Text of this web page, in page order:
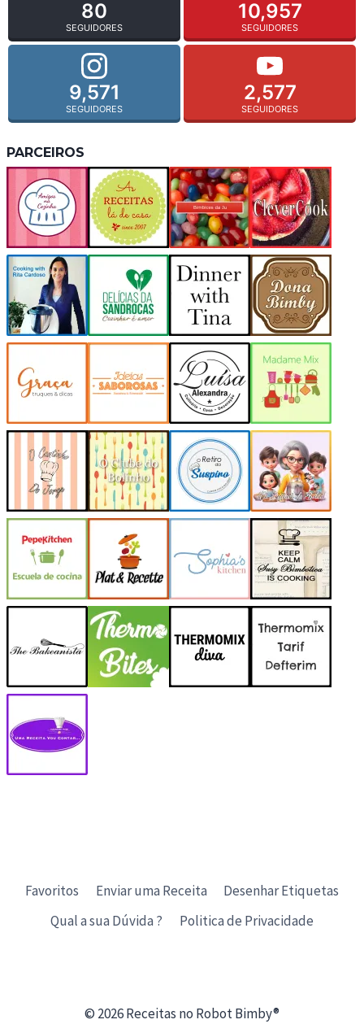
80
SEGUIDORES
10,957
SEGUIDORES
9,571
SEGUIDORES
2,577
SEGUIDORES
PARCEIROS
Favoritos Enviar uma Receita
Desenhar Etiquetas
Qual a sua Dúvida ?
Politica de Privacidade
© 2026 Receitas no Robot Bimby®